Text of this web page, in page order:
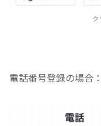
ク
電話番号登録の場合